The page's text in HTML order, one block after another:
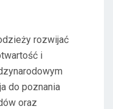
rozwijać
i
do poznania
oraz